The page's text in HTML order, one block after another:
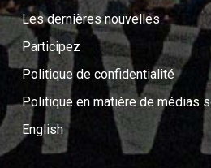
Les dernières nouvelles
Participez
Politique de confidentialité
Politique en matière de médias
English